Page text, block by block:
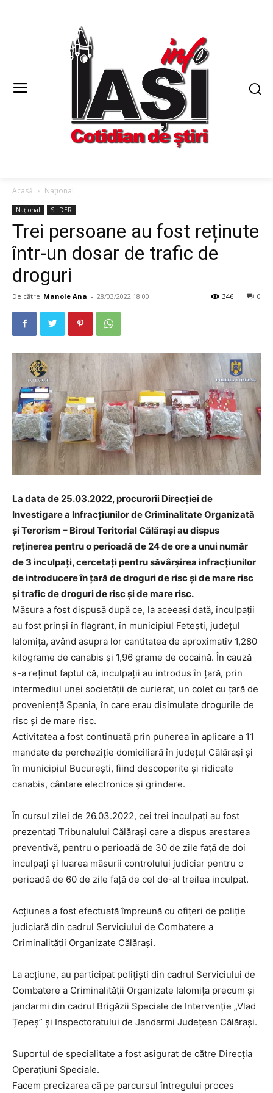
Acasă Național
Național SLIDER
Trei persoane au fost reținute
într-un dosar de trafic de
droguri
De către Manole Ana - 28/03/2022 18:00 0
346
La data de 25.03.2022, procurorii Direcției de
Investigare a Infracțiunilor de Criminalitate Organizată
și Terorism – Biroul Teritorial Călăraşi au dispus
reținerea pentru o perioadă de 24 de ore a unui număr
de 3 inculpaţi, cercetați pentru săvârșirea infracțiunilor
de introducere în ţară de droguri de risc şi de mare risc
și trafic de droguri de risc şi de mare risc.
Măsura a fost dispusă după ce, la aceeași dată, inculpații
au fost prinși în flagrant, în municipiul Fetești, județul
Ialomița, având asupra lor cantitatea de aproximativ 1,280
kilograme de canabis și 1,96 grame de cocaină. În cauză
s-a reținut faptul că, inculpații au introdus în țară, prin
intermediul unei societății de curierat, un colet cu țară de
proveniență Spania, în care erau disimulate drogurile de
risc și de mare risc.
Activitatea a fost continuată prin punerea în aplicare a 11
mandate de percheziție domiciliară în județul Călărași și
în municipiul București, fiind descoperite și ridicate
canabis, cântare electronice și grindere.
În cursul zilei de 26.03.2022, cei trei inculpați au fost
prezentați Tribunalului Călărași care a dispus arestarea
preventivă, pentru o perioadă de 30 de zile față de doi
inculpați și luarea măsurii controlului judiciar pentru o
perioadă de 60 de zile față de cel de-al treilea inculpat.
Acţiunea a fost efectuată împreună cu ofiţeri de poliţie
judiciară din cadrul Serviciului de Combatere a
Criminalității Organizate Călărași.
La acțiune, au participat polițiști din cadrul Serviciului de
Combatere a Criminalității Organizate Ialomița precum și
jandarmi din cadrul Brigăzii Speciale de Intervenție „Vlad
Țepeș” și Inspectoratului de Jandarmi Județean Călărași.
Suportul de specialitate a fost asigurat de către Direcția
Operațiuni Speciale.
Facem precizarea că pe parcursul întregului proces